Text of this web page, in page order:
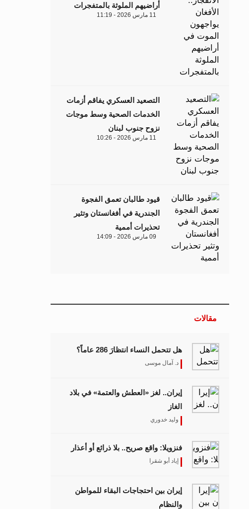
أراضيهم الملوثة بالمتفجرات
11 مارس 2026 - 11:19
التصعيد العسكري يفاقم أزمات
الخدمات الصحية وسط موجات
نزوح جنوب لبنان
11 مارس 2026 - 10:26
قيود طالبان تعمق الفجوة
الجندرية في أفغانستان وتثير
تحذيرات أممية
09 مارس 2026 - 14:09
مقالات
هل تتحمل النساء انتظارَ 286 عاماً؟
د. آمال موسى
إيران.. لغز «العطش والعتمة» في بلاد
الغاز
وليد خدوري
فنزويلا: واقع صريح.. بلا ذرائع أو أعذار
إياد أبو شقرا
إيران بين احتجاجات البقاء للمواطن
والنظام